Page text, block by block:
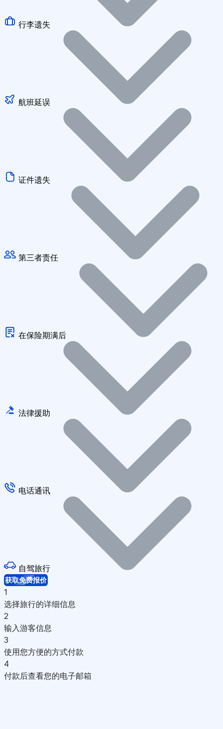
行李遗失
航班延误
证件遗失
第三者责任
在保险期满后
法律援助
电话通讯
自驾旅行
获取免费报价
1
选择旅行的详细信息
2
输入游客信息
3
使用您方便的方式付款
4
付款后查看您的电子邮箱